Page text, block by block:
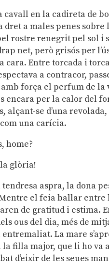
cavall en la cadireta de
dret a males penes
rostre renegrit pel sol i
net, però grisós per
cara. Entre torcada i
a contracor,
força el perfum de la
encara per la calor del
alçant-se d’una
una carícia.
home?
glòria!
tendresa aspra, la dona
el feia ballar entre
de gratitud i estima.
ous del dia, més de
La mare
la filla major, que li ho
d’eixir de les seues